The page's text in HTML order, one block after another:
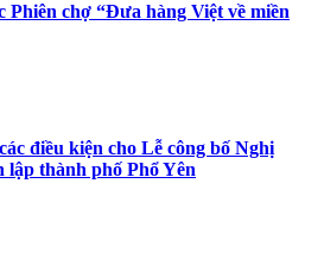
Phiên chợ “Đưa hàng Việt về miền
điều kiện cho Lễ công bố Nghị
lập thành phố Phổ Yên